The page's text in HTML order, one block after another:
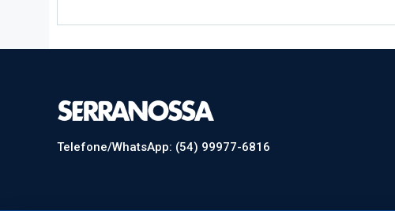
Telefone/WhatsApp: (54) 99977-6816